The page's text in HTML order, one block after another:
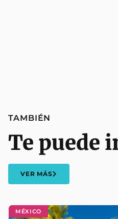
MÉXICO
TAMBIÉN
Te puede
VER MÁS